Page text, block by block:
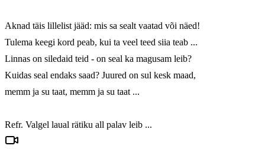
Aknad täis lillelist jääd: mis sa sealt vaatad või näed!
Tulema keegi kord peab, kui ta veel teed siia teab ...
Linnas on siledaid teid - on seal ka magusam leib?
Kuidas seal endaks saad? Juured on sul kesk maad,
memm ja su taat, memm ja su taat ...
Refr. Valgel laual rätiku all palav leib ...